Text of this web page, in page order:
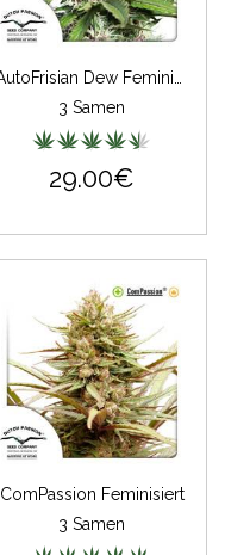
3 Samen
29.00€
ComPassion Feminisiert
3 Samen